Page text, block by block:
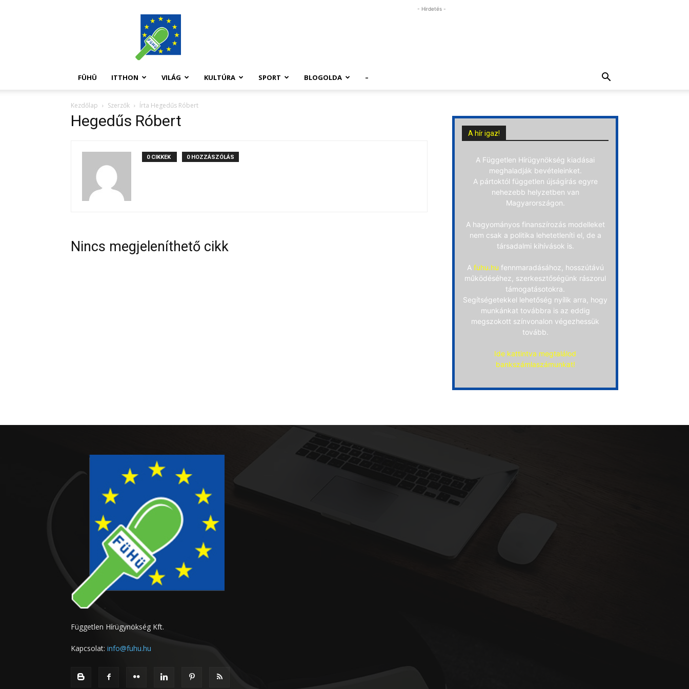
FüHü
- Hirdetés -
FÜHÜ ITTHON VILÁG KULTÚRA SPORT BLOGOLDA –
Kezdőlap Szerzők Írta Hegedűs Róbert
Hegedűs Róbert
0 CIKKEK 0 HOZZÁSZÓLÁS
Nincs megjeleníthető cikk
A hír igaz!
A Független Hírügynökség kiadásai
meghaladják bevételeinket.
A pártoktól független újságírás egyre
nehezebb helyzetben van
Magyarországon.
A hagyományos finanszírozás modelleket
nem csak a politika lehetetleníti el, de a
társadalmi kihívások is.
A fuhu.hu fennmaradásához, hosszútávú
működéséhez, szerkesztőségünk rászorul
támogatásotokra.
Segítségetekkel lehetőség nyílik arra, hogy
munkánkat továbbra is az eddig
megszokott színvonalon végezhessük
tovább.
Ide kattintva megtalálod
bankszámlaszámunkat!
Független Hírügynökség Kft.
Kapcsolat: info@fuhu.hu